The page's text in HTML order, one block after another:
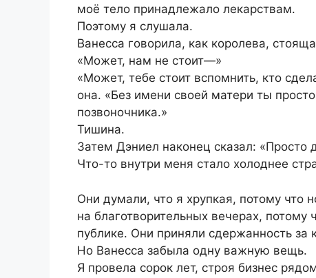
моё тело принадлежало лекарствам.
Поэтому я слушала.
Ванесса говорила, как королева,
«Может, нам не стоит—»
«Может, тебе стоит вспомнить, кто
она. «Без имени своей матери ты
позвоночника.»
Тишина.
Затем Дэниел наконец сказал: «Просто
Что-то внутри меня стало холоднее
Они думали, что я хрупкая, потому что
на благотворительных вечерах, потому
публике. Они приняли сдержанность за
Но Ванесса забыла одну важную вещь.
Я провела сорок лет, строя бизнес